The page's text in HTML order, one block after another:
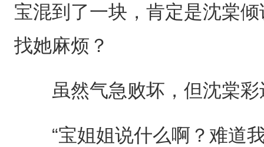
宝混到了一块，肯定是沈棠
找她麻烦？
虽然气急败坏，但沈棠彩
“宝姐姐说什么啊？难道我